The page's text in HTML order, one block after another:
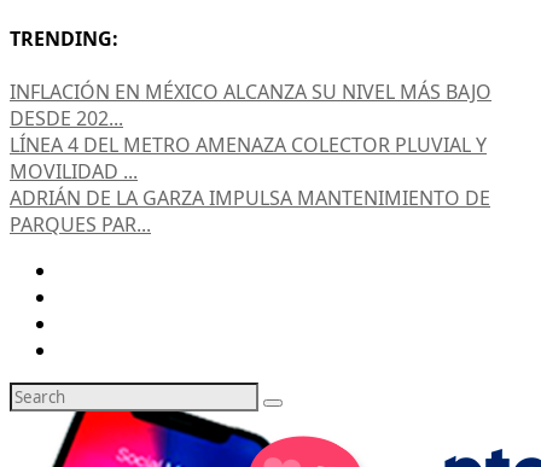
TRENDING:
INFLACIÓN EN MÉXICO ALCANZA SU NIVEL MÁS BAJO
DESDE 202...
LÍNEA 4 DEL METRO AMENAZA COLECTOR PLUVIAL Y
MOVILIDAD ...
ADRIÁN DE LA GARZA IMPULSA MANTENIMIENTO DE
PARQUES PAR...